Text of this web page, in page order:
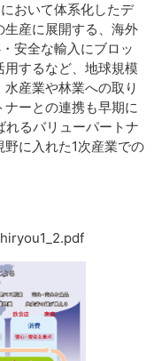
おいて体系化したデ
産に展開する、海外
安全な輸入にブロッ
するなど、地球規模
産業や林業への取り
ーとの連携も早期に
るバリューパートナ
に入れた1次産業での